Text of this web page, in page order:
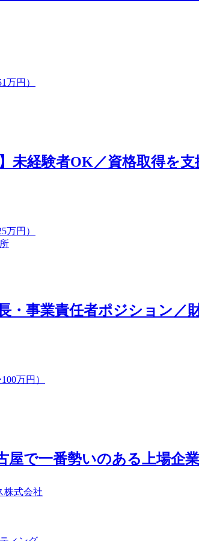
万円）
未経験者OK／資格取得を
万円）
・事業責任者ポジション
万円）
屋で一番勢いのある上場企
株式会社